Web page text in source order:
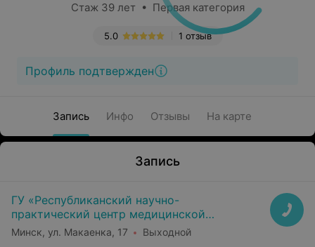
Стаж 39 лет • Первая категория
1 отзыв
5.0
Профиль подтвержден
Запись Инфо Отзывы На карте
Запись
ГУ «Республиканский научно-
практический центр медицинской
экспертизы и реабилитаци»
Минск, ул. Макаенка, 17 Выходной